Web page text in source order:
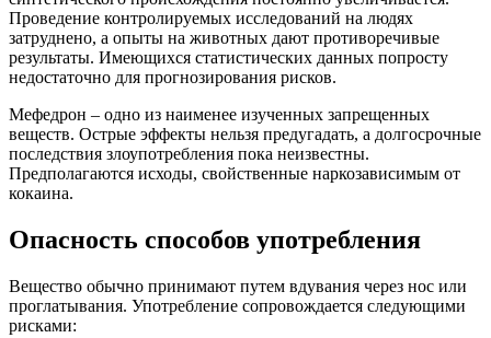
Проведение контролируемых исследований на людях
затруднено, а опыты на животных дают противоречивые
результаты. Имеющихся статистических данных попросту
недостаточно для прогнозирования рисков.
Мефедрон – одно из наименее изученных запрещенных
веществ. Острые эффекты нельзя предугадать, а долгосрочные
последствия злоупотребления пока неизвестны.
Предполагаются исходы, свойственные наркозависимым от
кокаина.
Опасность способов употребления
Вещество обычно принимают путем вдувания через нос или
проглатывания. Употребление сопровождается следующими
рисками: